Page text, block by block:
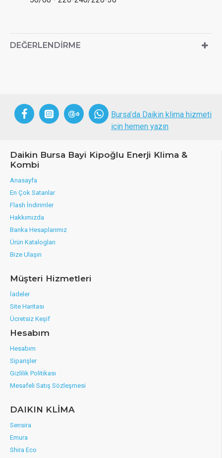
DEĞERLENDIRME
Bursa’da Daikin klima hizmeti
için hemen yazın
Daikin Bursa Bayi Kipoğlu Enerji Klima &
Kombi
Anasayfa
En Çok Satanlar
Flash İndirimler
Hakkımızda
Banka Hesaplarımız
Ürün Katalogları
Bize Ulaşın
Müşteri Hizmetleri
İadeler
Site Haritası
Ücretsiz Keşif
Hesabım
Hesabım
Siparişler
Gizlilik Politikası
Mesafeli Satış Sözleşmesi
DAIKIN KLİMA
Sensira
Emura
Shira Eco